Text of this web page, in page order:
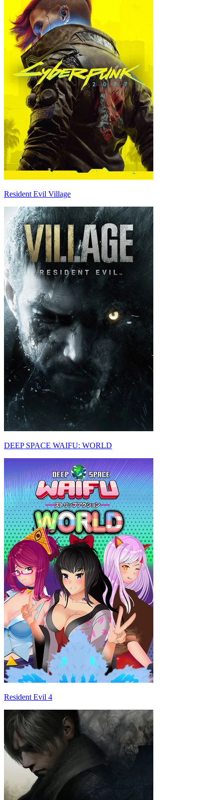
Resident Evil Village
DEEP SPACE WAIFU: WORLD
Resident Evil 4